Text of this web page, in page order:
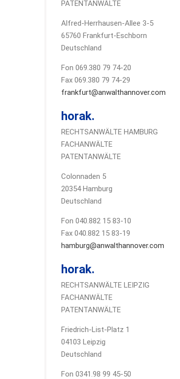
PATENTANWÄLTE
Alfred-Herrhausen-Allee 3-5
65760 Frankfurt-Eschborn
Deutschland
Fon 069.380 79 74-20
Fax 069.380 79 74-29
frankfurt@anwalthannover.com
horak.
RECHTSANWÄLTE HAMBURG
FACHANWÄLTE
PATENTANWÄLTE
Colonnaden 5
20354 Hamburg
Deutschland
Fon 040.882 15 83-10
Fax 040.882 15 83-19
hamburg@anwalthannover.com
horak.
RECHTSANWÄLTE LEIPZIG
FACHANWÄLTE
PATENTANWÄLTE
Friedrich-List-Platz 1
04103 Leipzig
Deutschland
Fon 0341.98 99 45-50